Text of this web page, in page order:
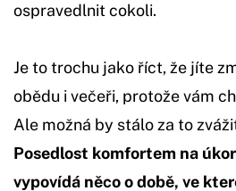
ospravedlnit cokoli.
Je to trochu jako říct, že jíte
obědu i večeři, protože vám
Ale možná by stálo za to
Posedlost komfortem na
vypovídá něco o době, ve